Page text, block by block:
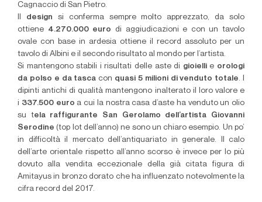
Cagnaccio di San Pietro.
design si conferma sempre molto apprezzato, da solo
ottiene 4.270.000 euro di aggiudicazioni e con un tavolo
ovale con base in ardesia ottiene il record assoluto per un
tavolo di Albini e il secondo risultato al mondo per l’artista.
Si mantengono stabili i risultati delle aste di gioiellie orologi
da polso e da tasca con quasi 5 milioni di venduto totale. I
dipinti antichi di qualità mantengono inalterato il loro valore e
i 337.500 euro a cui la nostra casa d’aste ha venduto un olio
su tela raffigurante San Gerolamo dell’artista Giovanni
Serodine (top lot dell’anno) ne sono un chiaro esempio. Un po’
in difficoltà il mercato dell’antiquariato in generale. Il calo
dell’arte orientale rispetto all’anno scorso è invece per lo più
dovuto alla vendita eccezionale della già citata figura di
Amitayus in bronzo dorato che ha influenzato notevolmente la
cifra record del 2017.